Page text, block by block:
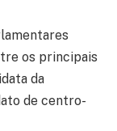
os principais
da
de centro-